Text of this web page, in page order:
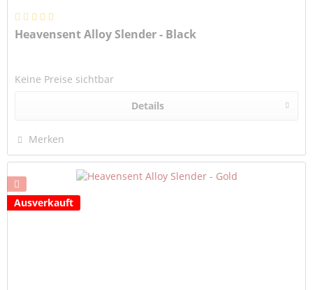
Heavensent Alloy Slender - Black
Keine Preise sichtbar
Details
Merken
Ausverkauft